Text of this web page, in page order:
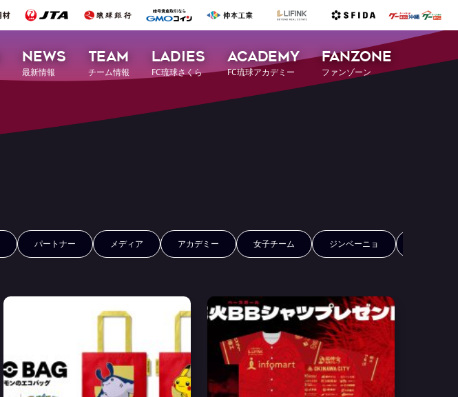
NEWS
最新情報
TEAM
チーム情報
LADIES
FC琉球さくら
ACADEMY
FC琉球アカデミー
FANZONE
ファンゾーン
パートナー メディア アカデミー 女子チーム ジンベーニョ